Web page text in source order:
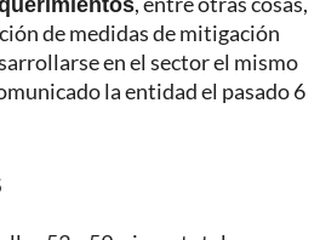
de medidas de mitigación
en el sector el mismo
la entidad el pasado 6